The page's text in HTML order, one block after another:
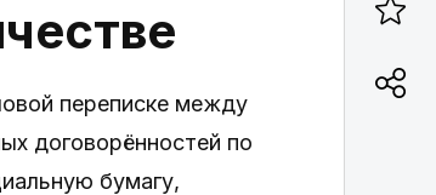
переписке между
договорённостей по
бумагу,